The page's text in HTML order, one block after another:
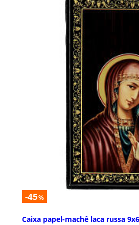
-45%
Caixa papel-machê laca russa